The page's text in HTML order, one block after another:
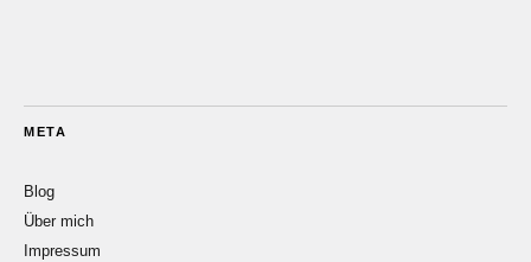
META
Blog
Über mich
Impressum